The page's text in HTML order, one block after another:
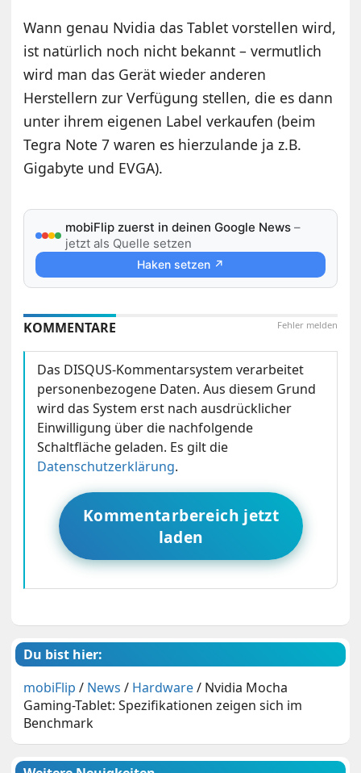
Wann genau Nvidia das Tablet vorstellen wird,
ist natürlich noch nicht bekannt – vermutlich
wird man das Gerät wieder anderen
Herstellern zur Verfügung stellen, die es dann
unter ihrem eigenen Label verkaufen (beim
Tegra Note 7 waren es hierzulande ja z.B.
Gigabyte und EVGA).
mobiFlip zuerst in deinen Google News –
jetzt als Quelle setzen
Haken setzen ↗
Fehler melden
KOMMENTARE
Das DISQUS-Kommentarsystem verarbeitet
personenbezogene Daten. Aus diesem Grund
wird das System erst nach ausdrücklicher
Einwilligung über die nachfolgende
Schaltfläche geladen. Es gilt die
Datenschutzerklärung.
Kommentarbereich jetzt
laden
Du bist hier:
mobiFlip / News / Hardware/ Nvidia Mocha
Gaming-Tablet: Spezifikationen zeigen sich im
Benchmark